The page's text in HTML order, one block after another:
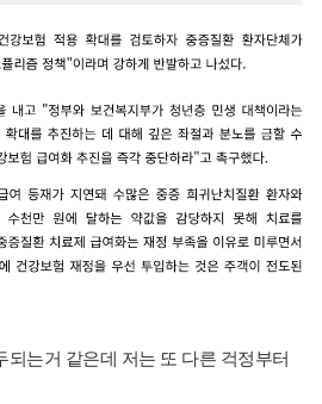
되는거 같은데 저는 또 다른 걱정부터